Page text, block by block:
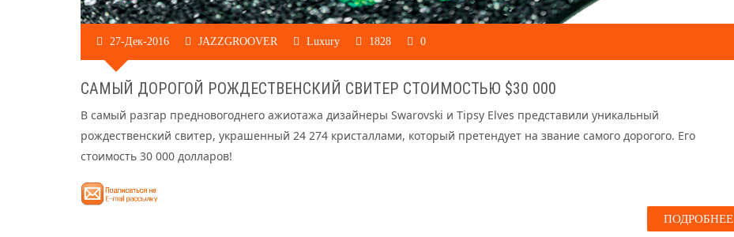
27-Дек-2016 JAZZGROOVER Luxury 1828 0
САМЫЙ ДОРОГОЙ РОЖДЕСТВЕНСКИЙ СВИТЕР СТОИМОСТЬЮ $30 000
В самый разгар предновогоднего ажиотажа дизайнеры Swarovski и Tipsy Elves представили уникальный
рождественский свитер, украшенный 24 274 кристаллами, который претендует на звание самого дорогого. Его
стоимость 30 000 долларов!
ПОДРОБНЕЕ